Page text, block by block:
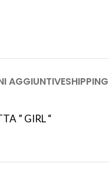
AGGIUNTIVE
” GIRL “